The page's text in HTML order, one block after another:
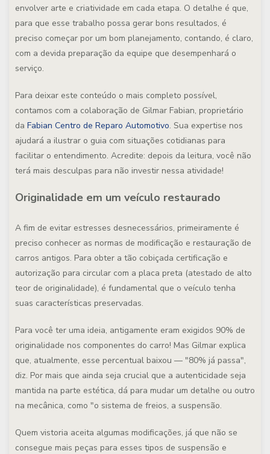
envolver arte e criatividade em cada etapa. O detalhe é que,
para que esse trabalho possa gerar bons resultados, é
preciso começar por um bom planejamento, contando, é claro,
com a devida preparação da equipe que desempenhará o
serviço.
Para deixar este conteúdo o mais completo possível,
contamos com a colaboração de Gilmar Fabian, proprietário
da Fabian Centro de Reparo Automotivo. Sua expertise nos
ajudará a ilustrar o guia com situações cotidianas para
facilitar o entendimento. Acredite: depois da leitura, você não
terá mais desculpas para não investir nessa atividade!
Originalidade em um veículo restaurado
A fim de evitar estresses desnecessários, primeiramente é
preciso conhecer as normas de modificação e restauração de
carros antigos. Para obter a tão cobiçada certificação e
autorização para circular com a placa preta (atestado de alto
teor de originalidade), é fundamental que o veículo tenha
suas características preservadas.
Para você ter uma ideia, antigamente eram exigidos 90% de
originalidade nos componentes do carro! Mas Gilmar explica
que, atualmente, esse percentual baixou — "80% já passa",
diz. Por mais que ainda seja crucial que a autenticidade seja
mantida na parte estética, dá para mudar um detalhe ou outro
na mecânica, como "o sistema de freios, a suspensão.
Quem vistoria aceita algumas modificações, já que não se
consegue mais peças para esses tipos de suspensão e